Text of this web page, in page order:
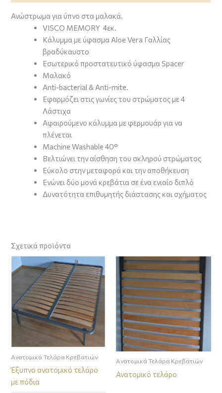
Ανώστρωμα για ύπνο στα μαλακά.
VISCO MEMORY 4εκ.
Κάλυμμα με ύφασμα Aloe Vera Γαλλίας
βραδύκαυστο
Εσωτερικό προστατευτικό ύφασμα Spacer
Mαλακό
Anti-bacterial & Anti-mite.
Εφαρμόζει στις γωνίες του στρώματος με 4
Λάστιχα
Aφαιρούμενο κάλυμμα με φερμουάρ για να
πλένεται
Machine Washable 40°
Βελτιώνει την αίσθηση του σκληρού στρώματος
Eύκολο στην μεταφορά και την αποθήκευση
Ενώνει δύο μονά κρεβάτια σε ένα ενιαίο διπλό
Δυνατότητα επιθυμητής διάστασης και σχήματος
Σχετικά προϊόντα
Ανατομικά Τελάρα Κρεβατιών
Έξυπνο ανατομικό τελάρο
με πόδια
Ανατομικά Τελάρα Κρεβατιών
Ανατομικό τελάρο